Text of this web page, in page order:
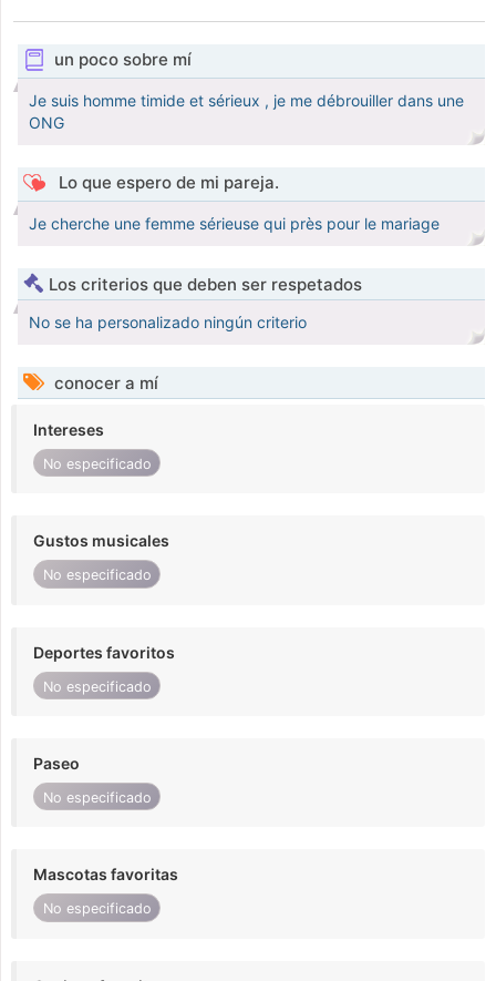
un poco sobre mí
Je suis homme timide et sérieux , je me débrouiller dans une
ONG
Lo que espero de mi pareja.
Je cherche une femme sérieuse qui près pour le mariage
Los criterios que deben ser respetados
No se ha personalizado ningún criterio
conocer a mí
Intereses
No especificado
Gustos musicales
No especificado
Deportes favoritos
No especificado
Paseo
No especificado
Mascotas favoritas
No especificado